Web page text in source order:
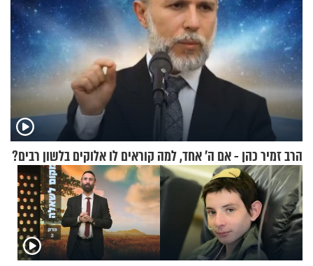
הרב זמיר כהן - אם ה’ אחד, למה קוראים לו אלוקים בלשון רבים?